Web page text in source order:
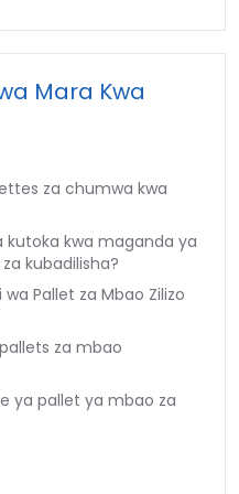
Mara Kwa
za chumwa kwa
kutoka kwa maganda ya
kubadilisha?
Pallet za Mbao Zilizo
za mbao
ya pallet ya mbao za